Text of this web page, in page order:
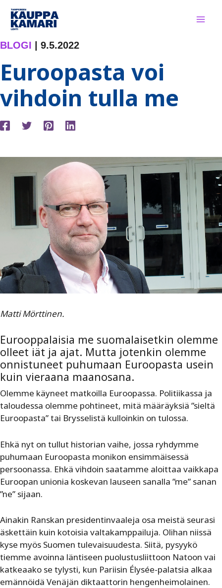
Siirry
sisältöön
BLOGI 9.5.2022
Euroopasta voi
vihdoin tulla me
Matti Mörttinen.
Eurooppalaisia me suomalaisetkin olemme
olleet iät ja ajat. Mutta jotenkin olemme
onnistuneet puhumaan Euroopasta usein
kuin vieraana maanosana.
Olemme käyneet matkoilla Euroopassa. Politiikassa ja
taloudessa olemme pohtineet, mitä määräyksiä ”sieltä
Euroopasta” tai Brysselistä kulloinkin on tulossa.
Ehkä nyt on tullut historian vaihe, jossa ryhdymme
puhumaan Euroopasta monikon ensimmäisessä
persoonassa. Ehkä vihdoin saatamme aloittaa vaikkapa
Euroopan unionia koskevan lauseen sanalla ”me” sanan
”ne” sijaan.
Ainakin Ranskan presidentinvaaleja osa meistä seurasi
äskettäin kuin kotoisia valtakamppailuja. Olihan niissä
kyse myös Suomen tulevaisuudesta. Siitä, pysyykö
tiemme avoinna läntiseen puolustusliittoon Natoon vai
katkeaako se tylysti, kun Pariisin Élysée-palatsia alkaa
emännöidä Venäjän diktaattorin hengenheimolainen.